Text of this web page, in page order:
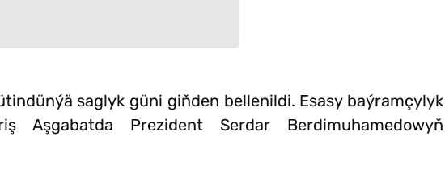
saglyk güni giňden bellenildi. Esasy baýramçylyk
Aşgabatda Prezident Serdar Berdimuhamedowyň